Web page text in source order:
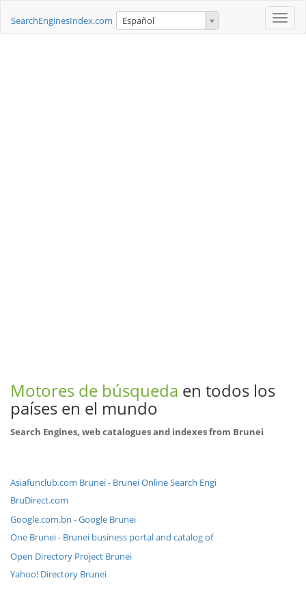
Toggle
SearchEnginesIndex.com Español
Motores de búsqueda en todos los
países en el mundo
Search Engines, web catalogues and indexes from Brunei
Asiafunclub.com Brunei - Brunei Online Search Engi
BruDirect.com
Google.com.bn - Google Brunei
One Brunei - Brunei business portal and catalog of
Open Directory Project Brunei
Yahoo! Directory Brunei